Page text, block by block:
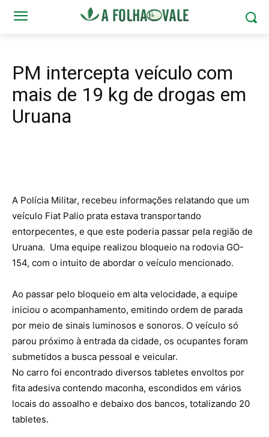
PM intercepta veículo com
mais de 19 kg de drogas em
Uruana
A Polícia Militar, recebeu informações relatando que um
veículo Fiat Palio prata estava transportando
entorpecentes, e que este poderia passar pela região de
Uruana. Uma equipe realizou bloqueio na rodovia GO-
154, com o intuito de abordar o veículo mencionado.
Ao passar pelo bloqueio em alta velocidade, a equipe
iniciou o acompanhamento, emitindo ordem de parada
por meio de sinais luminosos e sonoros. O veículo só
parou próximo à entrada da cidade, os ocupantes foram
submetidos a busca pessoal e veicular.
No carro foi encontrado diversos tabletes envoltos por
fita adesiva contendo maconha, escondidos em vários
locais do assoalho e debaixo dos bancos, totalizando 20
tabletes.